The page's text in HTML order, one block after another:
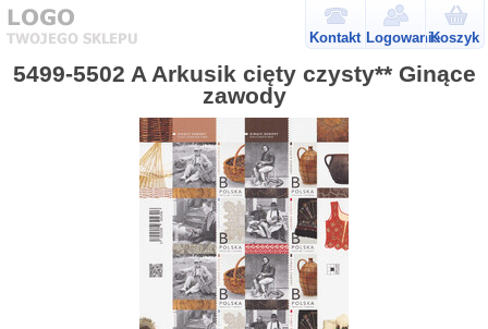
Kontakt LogowanieKoszyk
5499-5502 A Arkusik cięty czysty** Ginące
zawody